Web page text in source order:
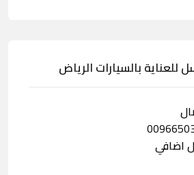
للعناية بالسيارات الرياض
اضافي